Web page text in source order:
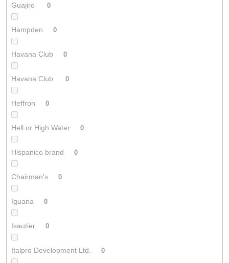
Guajiro 0
Hampden 0
Havana Club 0
Havana Club 0
Heffron 0
Hell or High Water 0
Hispanico brand 0
Chairman's 0
Iguana 0
Isautier 0
Italpro Development Ltd. 0